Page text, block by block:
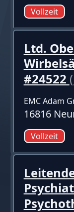
Vollzeit
Ltd.
#24522
EMC Adam
16816
Vollzeit